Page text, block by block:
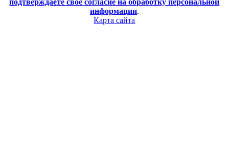
подтверждаете свое согласие на обработку персональной
информации.
Карта сайта